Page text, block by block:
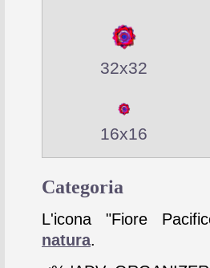
32x32
16x16
Categoria
L'icona "Fiore
natura.